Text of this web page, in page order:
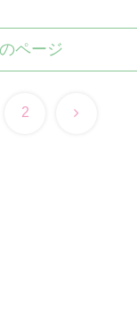
ページ
2 次